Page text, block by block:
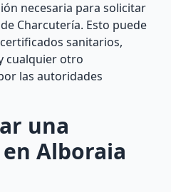
necesaria para solicitar
Charcutería. Esto puede
sanitarios,
cualquier otro
las autoridades
una
Alboraia